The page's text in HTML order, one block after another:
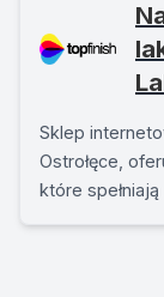
Sklep
Ostrołęce,
które